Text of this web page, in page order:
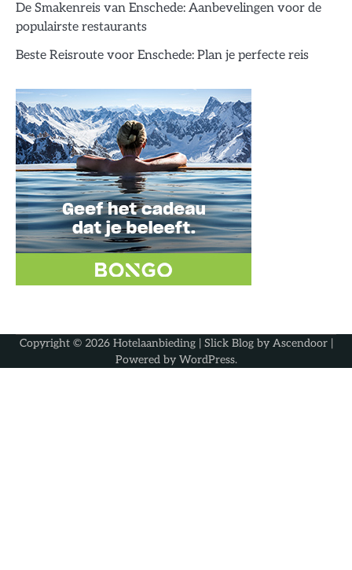
De Smakenreis van Enschede: Aanbevelingen voor de
populairste restaurants
Beste Reisroute voor Enschede: Plan je perfecte reis
Copyright © 2026 Hotelaanbieding| Slick Blog by Ascendoor|
Powered by WordPress.